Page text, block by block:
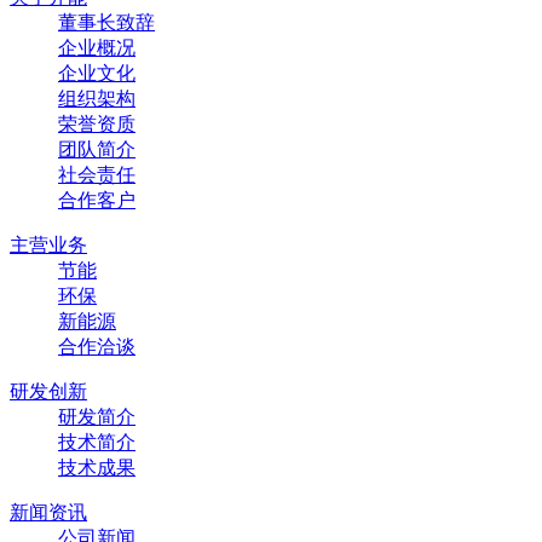
董事长致辞
企业概况
企业文化
组织架构
荣誉资质
团队简介
社会责任
合作客户
主营业务
节能
环保
新能源
合作洽谈
研发创新
研发简介
技术简介
技术成果
新闻资讯